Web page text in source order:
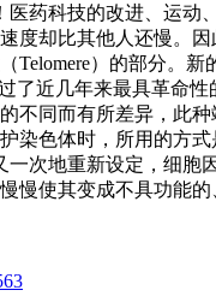
药科技的改进、运
却比其他人还慢。
）的部分。
近几年来最具革命
同而有所差异，此
色体时，所用的方
次地重新设定，细
慢使其变成不具功能的